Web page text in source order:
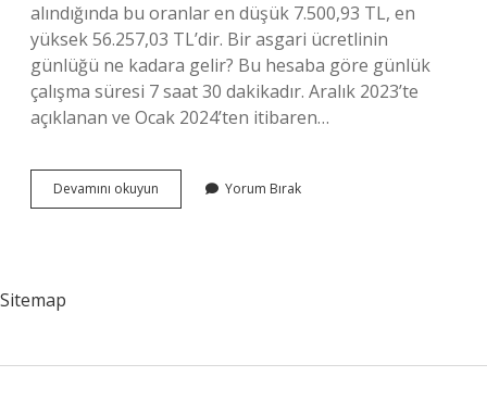
alındığında bu oranlar en düşük 7.500,93 TL, en
yüksek 56.257,03 TL’dir. Bir asgari ücretlinin
günlüğü ne kadara gelir? Bu hesaba göre günlük
çalışma süresi 7 saat 30 dakikadır. Aralık 2023’te
açıklanan ve Ocak 2024’ten itibaren…
Devamını okuyun
Asgari
Yorum Bırak
Sitemap